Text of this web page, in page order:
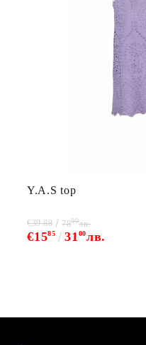
Y.A.S top
€1585 3100лв.
€39.88 7800лв.